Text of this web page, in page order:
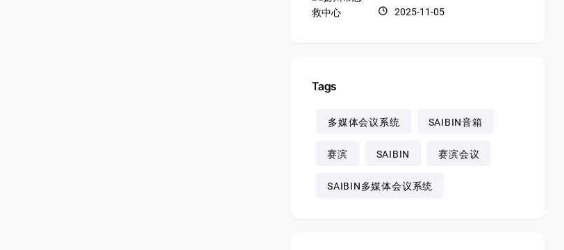
2025-11-05
Tags
多媒体会议系统 SAIBIN音箱
赛滨 SAIBIN 赛滨会议
SAIBIN多媒体会议系统